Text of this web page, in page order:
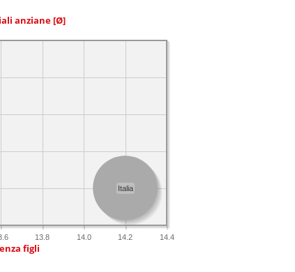
anziane [Ø]
13.8 14.0 14.2 14.4
Italia
figli